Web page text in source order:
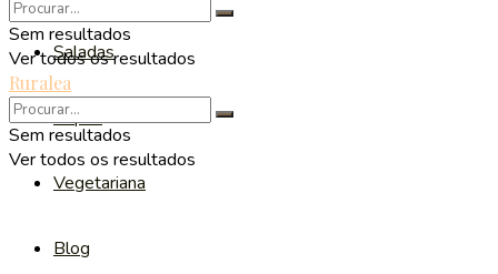
Saladas
Sopas
Vegetariana
Blog
Sem resultados
Ver todos os resultados
Ruralea
Sem resultados
Ver todos os resultados